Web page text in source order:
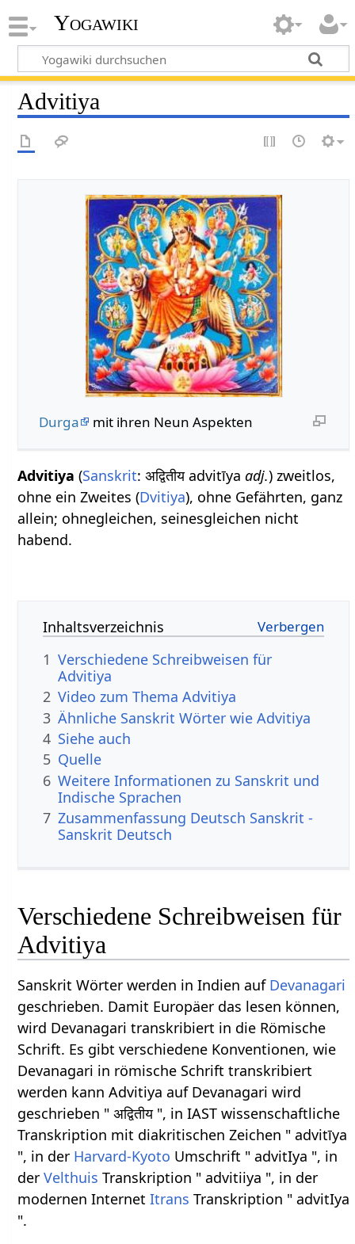
Yogawiki
Advitiya
Durga mit ihren Neun Aspekten
Advitiya (Sanskrit: अद्वितीय advitīyaadj.) zweitlos,
ohne ein Zweites (Dvitiya), ohne Gefährten, ganz
allein; ohnegleichen, seinesgleichen nicht
habend.
Inhaltsverzeichnis
1 Verschiedene Schreibweisen für
Advitiya
2 Video zum Thema Advitiya
3 Ähnliche Sanskrit Wörter wie Advitiya
4 Siehe auch
5 Quelle
6 Weitere Informationen zu Sanskrit und
Indische Sprachen
7 Zusammenfassung Deutsch Sanskrit -
Sanskrit Deutsch
Verschiedene Schreibweisen für
Advitiya
Sanskrit Wörter werden in Indien auf Devanagari
geschrieben. Damit Europäer das lesen können,
wird Devanagari transkribiert in die Römische
Schrift. Es gibt verschiedene Konventionen, wie
Devanagari in römische Schrift transkribiert
werden kann Advitiya auf Devanagari wird
geschrieben " अद्वितीय ", in IAST wissenschaftliche
Transkription mit diakritischen Zeichen " advitīya
", in der Harvard-Kyoto Umschrift " advitIya ", in
derVelthuis Transkription " advitiiya ", in der
modernen InternetItrans Transkription " advitIya
".